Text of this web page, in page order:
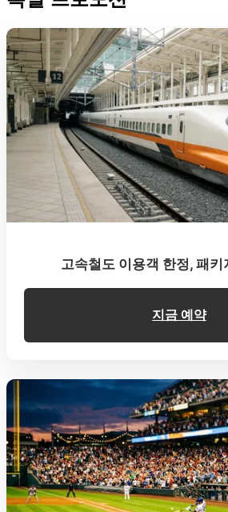
고속철도 이용객 한정, 패키
지금 예약